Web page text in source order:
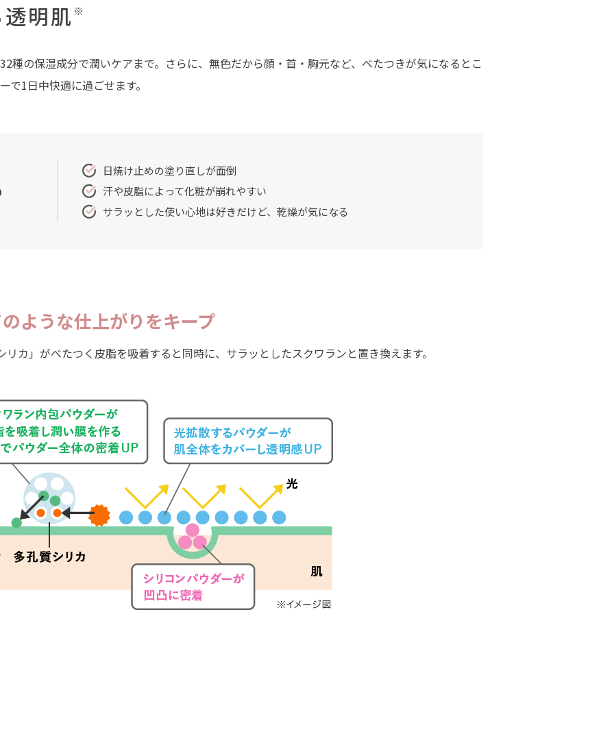
明肌 ※
種の保湿成分で潤いケアまで。さらに、無色だから顔・首・胸元など、べたつきが気になるとこ
1日中快適に過ごせます。
日焼け止めの塗り直しが面倒
汗や皮脂によって化粧が崩れやすい
サラッとした使い心地は好きだけど、乾燥が気になる
ような仕上がりをキープ
リカ」がべたつく皮脂を吸着すると同時に、サラッとしたスクワランと置き換えます。